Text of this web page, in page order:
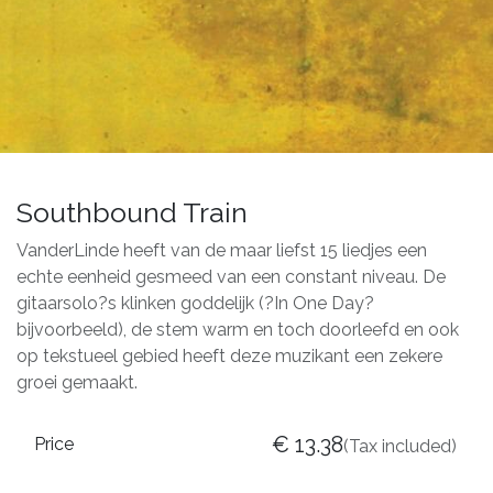
Southbound Train
VanderLinde heeft van de maar liefst 15 liedjes een
echte eenheid gesmeed van een constant niveau. De
gitaarsolo?s klinken goddelijk (?In One Day?
bijvoorbeeld), de stem warm en toch doorleefd en ook
op tekstueel gebied heeft deze muzikant een zekere
groei gemaakt.
Price € 13.38(Tax included)